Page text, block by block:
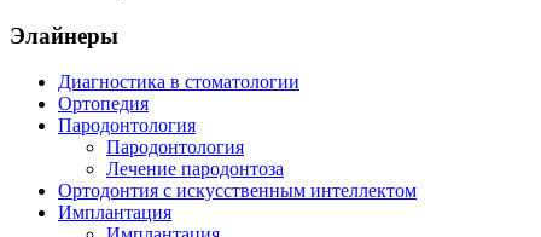
Элайнеры
Диагностика в стоматологии
Ортопедия
Пародонтология
Пародонтология
Лечение пародонтоза
Ортодонтия с искусственным интеллектом
Имплантация